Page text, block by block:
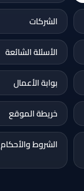
الشركات
الأسئلة الشائعة
بوابة الأعمال
خريطة الموقع
الشروط والأحكام